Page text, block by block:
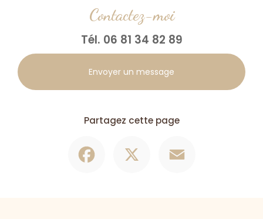
Contactez-moi
Tél. 06 81 34 82 89
Envoyer un message
Partagez cette page